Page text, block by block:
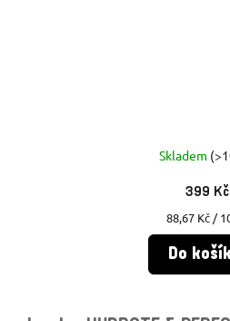
Skladem
399 Kč
Měrná
cena:
88,67 Kč /
Do